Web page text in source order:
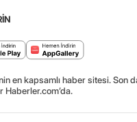
en kapsamlı haber sitesi. Son
Haberler.com’da.